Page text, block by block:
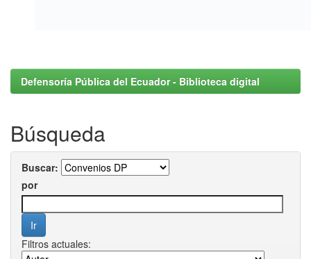
Defensoría Pública del Ecuador - Biblioteca digital
Búsqueda
Buscar:
por
Filtros actuales: